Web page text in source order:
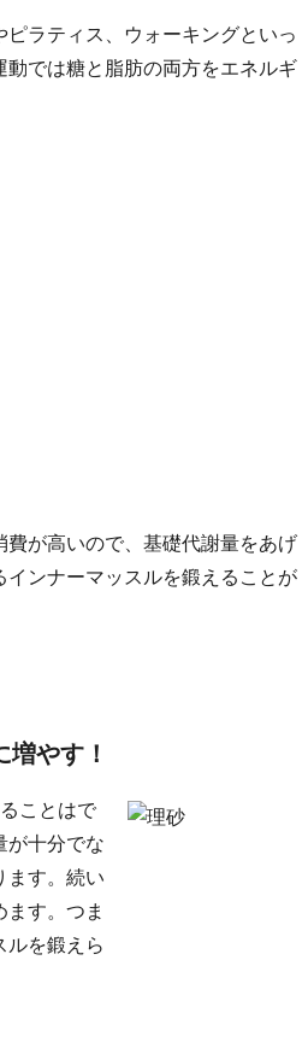
ラティス、ウォーキングといっ
では糖と脂肪の両方をエネルギ
が高いので、基礎代謝量をあげ
ンナーマッスルを鍛えることが
やす！
ことはで
が十分でな
ます。続い
す。つま
ルを鍛えら